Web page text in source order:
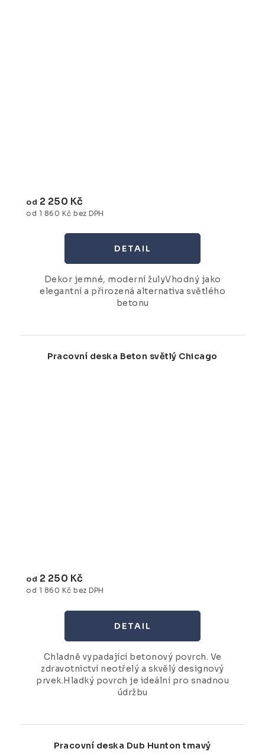
od 1 860 Kč bez DPH
od 2 250 Kč
Dekor jemné, moderní žulyVhodný jako
elegantní a přirozená alternativa světlého
betonu
Pracovní deska Beton světlý Chicago
od 1 860 Kč bez DPH
od 2 250 Kč
Chladně vypadající betonový povrch. Ve
zdravotnictví neotřelý a skvělý designový
prvek.Hladký povrch je ideální pro snadnou
údržbu
Pracovní deska Dub Hunton tmavý